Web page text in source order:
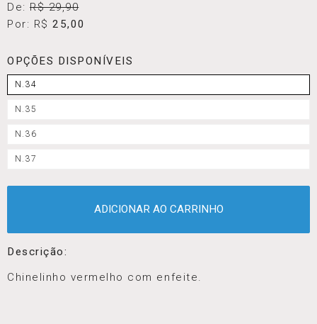
De:R$ 29,90
Por: R$25,00
OPÇÕES DISPONÍVEIS
N.34
N.35
N.36
N.37
ADICIONAR AO CARRINHO
Descrição:
Chinelinho vermelho com enfeite.